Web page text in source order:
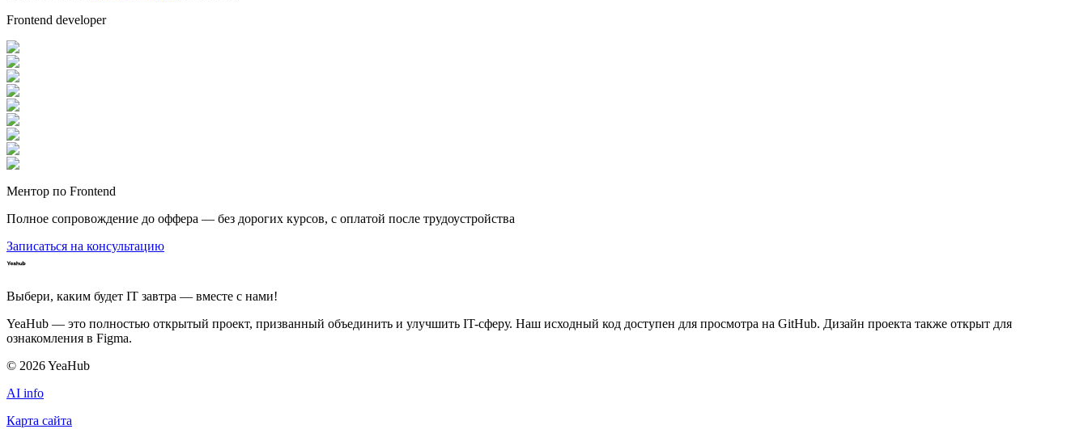
Frontend developer
Ментор по Frontend
Полное сопровождение до оффера — без дорогих курсов, с оплатой после трудоустройства
Записаться на консультацию
Выбери, каким будет IT завтра — вместе c нами!
YeaHub — это полностью открытый проект, призванный объединить и улучшить IT-сферу. Наш исходный код доступен для просмотра на GitHub. Дизайн проекта также открыт для
ознакомления в Figma.
© 2026YeaHub
AI info
Карта сайта